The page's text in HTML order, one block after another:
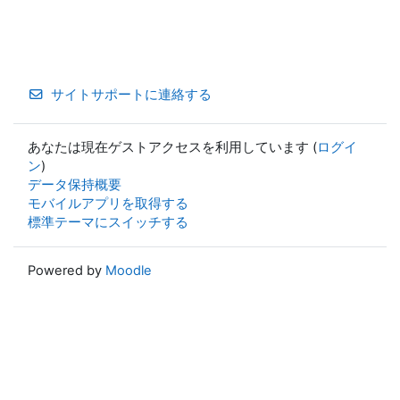
サイトサポートに連絡する
あなたは現在ゲストアクセスを利用しています (ログイ
ン)
データ保持概要
モバイルアプリを取得する
標準テーマにスイッチする
Powered by Moodle